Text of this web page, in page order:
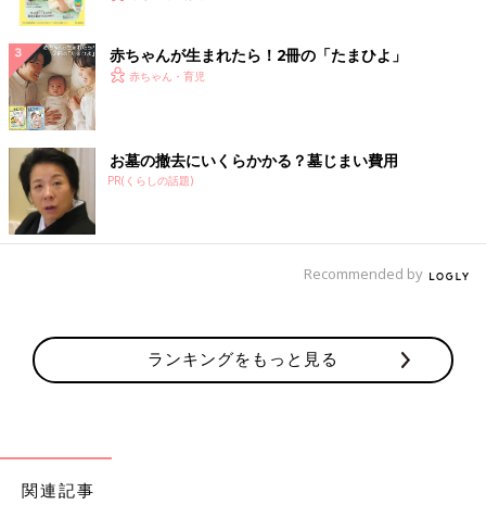
赤ちゃんが生まれたら！2冊の「たまひよ」
赤ちゃん・育児
お墓の撤去にいくらかかる？墓じまい費用
PR(くらしの話題)
Recommended by
ランキングをもっと見る
関連記事